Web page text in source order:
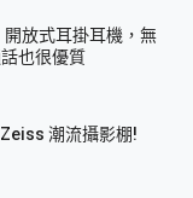
放式耳掛耳機，無
也很優質
潮流攝影棚!